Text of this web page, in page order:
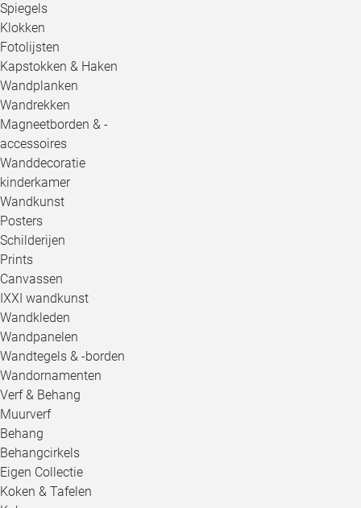
Spiegels
Klokken
Fotolijsten
Kapstokken & Haken
Wandplanken
Wandrekken
Magneetborden & -
accessoires
Wanddecoratie
kinderkamer
Wandkunst
Posters
Schilderijen
Prints
Canvassen
IXXI wandkunst
Wandkleden
Wandpanelen
Wandtegels & -borden
Wandornamenten
Verf & Behang
Muurverf
Behang
Behangcirkels
Eigen Collectie
Koken & Tafelen